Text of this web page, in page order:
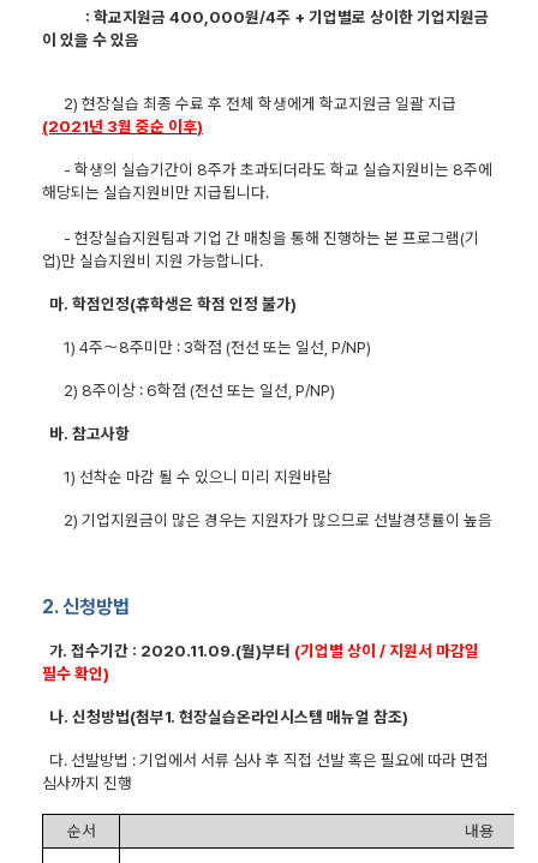
: 학교지원금 400,000원/4주 + 기업별로 상이한 기업지원금
이 있을 수 있음
2) 현장실습 최종 수료 후 전체 학생에게 학교지원금 일괄 지급
(2021년 3월 중순 이후)
- 학생의 실습기간이 8주가 초과되더라도 학교 실습지원비는 8주에
해당되는 실습지원비만 지급됩니다.
- 현장실습지원팀과 기업 간 매칭을 통해 진행하는 본 프로그램(기
업)만 실습지원비 지원 가능합니다.
마. 학점인정(휴학생은 학점 인정 불가)
1) 4주～8주미만 : 3학점 (전선 또는 일선 , P/NP)
2) 8주이상 : 6학점 (전선 또는 일선 , P/NP)
바. 참고사항
1) 선착순 마감 될 수 있으니 미리 지원바람
2) 기업지원금이 많은 경우는 지원자가 많으므로 선발경쟁률이 높음
2.신청방법
가. 접수기간 : 2020.11.09.(월)부터 (기업별 상이 /지원서 마감일
필수 확인)
나. 신청방법(첨부1. 현장실습온라인시스템 매뉴얼 참조)
다. 선발방법 :기업에서 서류 심사 후 직접 선발 혹은 필요에 따라 면접
심사까지 진행
순서 내용